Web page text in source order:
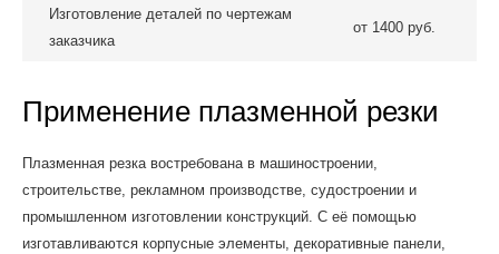
Изготовление деталей по чертежам
заказчика
от 1400 руб.
Применение плазменной резки
Плазменная резка востребована в машиностроении,
строительстве, рекламном производстве, судостроении и
промышленном изготовлении конструкций. С её помощью
изготавливаются корпусные элементы, декоративные панели,